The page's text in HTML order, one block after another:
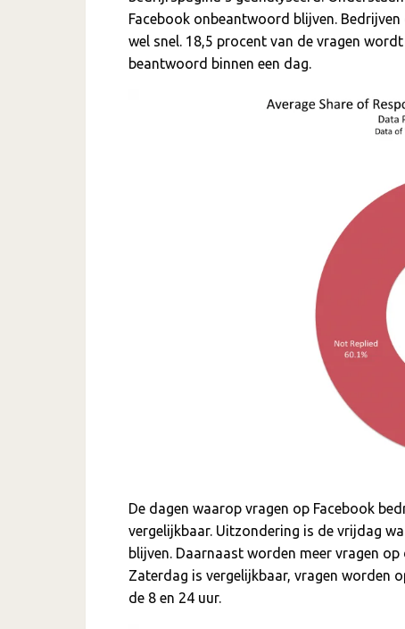
Facebook onbeantwoord blijven.
wel snel. 18,5 procent van de vragen
beantwoord binnen een dag.
De dagen waarop vragen op Facebook
vergelijkbaar. Uitzondering is de vrijdag
blijven. Daarnaast worden meer vragen
Zaterdag is vergelijkbaar, vragen worden
de 8 en 24 uur.